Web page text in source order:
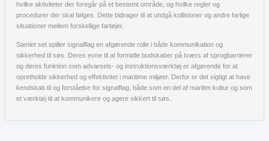
hvilke aktiviteter der foregår på et bestemt område, og hvilke regler og
procedurer der skal følges. Dette bidrager til at undgå kollisioner og andre farlige
situationer mellem forskellige fartøjer.
Samlet set spiller signalflag en afgørende rolle i både kommunikation og
sikkerhed til søs. Deres evne til at formidle budskaber på tværs af sprogbarrierer
og deres funktion som advarsels- og instruktionsværktøj er afgørende for at
opretholde sikkerhed og effektivitet i maritime miljøer. Derfor er det vigtigt at have
kendskab til og forståelse for signalflag, både som en del af maritim kultur og som
et værktøj til at kommunikere og agere sikkert til søs.